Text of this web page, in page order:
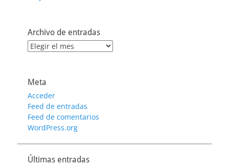
Archivo de entradas
Archivo
Meta
Acceder
Feed de entradas
Feed de comentarios
WordPress.org
Últimas entradas